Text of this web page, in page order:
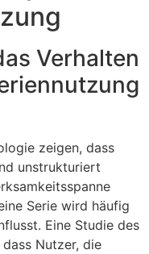
Verhalten
zeigen, dass
unstrukturiert
Serie wird häufig
Eine Studie des
Nutzer, die